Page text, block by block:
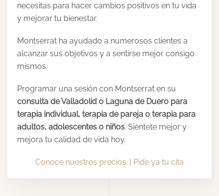
necesitas para hacer cambios positivos en tu vida
y mejorar tu bienestar.
Montserrat ha ayudado a numerosos clientes a
alcanzar sus objetivos y a sentirse mejor consigo
mismos.
Programar una sesión con Montserrat en su
consulta de Valladolid o Laguna de Duero para
terapia individual, terapia de pareja o terapia para
adultos, adolescentes o niños. Siéntete mejor y
mejora tu calidad de vida hoy.
Conoce nuestros precios. | Pide ya tu cita